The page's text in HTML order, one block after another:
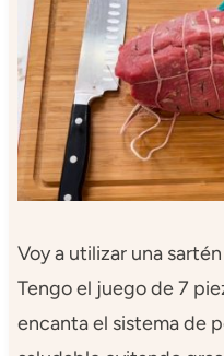
Voy a utilizar una
Tengo el juego de 7
encanta el sistema de